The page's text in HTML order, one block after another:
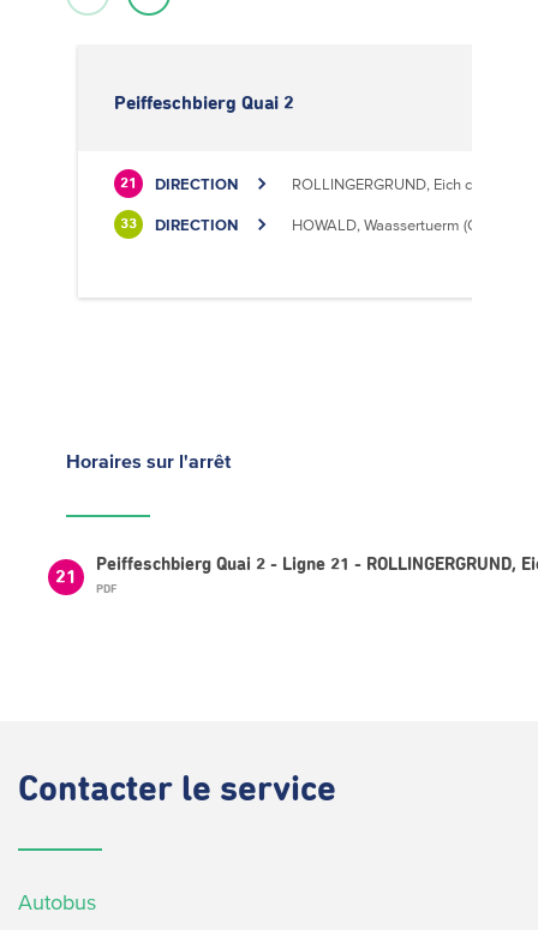
Peiffeschbierg Quai 2
21 DIRECTION ROLLINGERGRUND, Eich centre
33 DIRECTION HOWALD, Waassertuerm (CIPA)
Horaires sur l'arrêt
21
Peiffeschbierg Quai 2 - Ligne 21 - ROLLINGERGRUND,
PDF
Contacter le service
Autobus